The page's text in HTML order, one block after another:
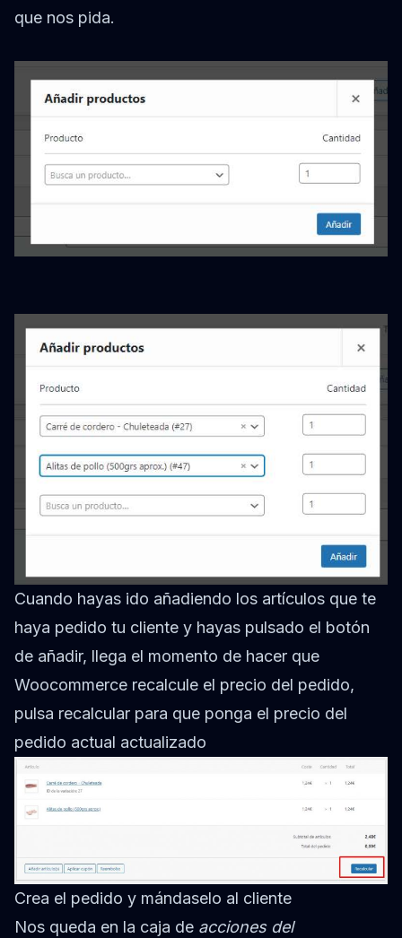
que nos pida.
Cuando hayas ido añadiendo los artículos que te
haya pedido tu cliente y hayas pulsado el botón
de añadir, llega el momento de hacer que
Woocommerce recalcule el precio del pedido,
pulsa recalcular para que ponga el precio del
pedido actual actualizado
Crea el pedido y mándaselo al cliente
Nos queda en la caja de acciones del